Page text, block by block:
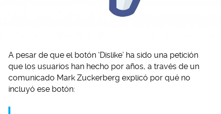
A pesar de que el botón ‘Dislike’ ha sido una petición
que los usuarios han hecho por años, a través de un
comunicado Mark Zuckerberg explicó por qué no
incluyó ese botón: